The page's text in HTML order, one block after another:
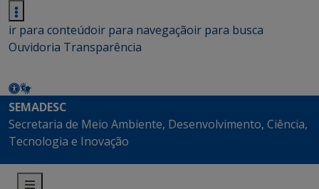
ir para conteúdoir para navegaçãoir para busca
Ouvidoria Transparência
SEMADESC
Secretaria de Meio Ambiente, Desenvolvimento, Ciência,
Tecnologia e Inovação